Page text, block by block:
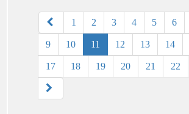
1 2 3 4 5 6
9 10 11 12 13 14
17 18 19 20 21 22